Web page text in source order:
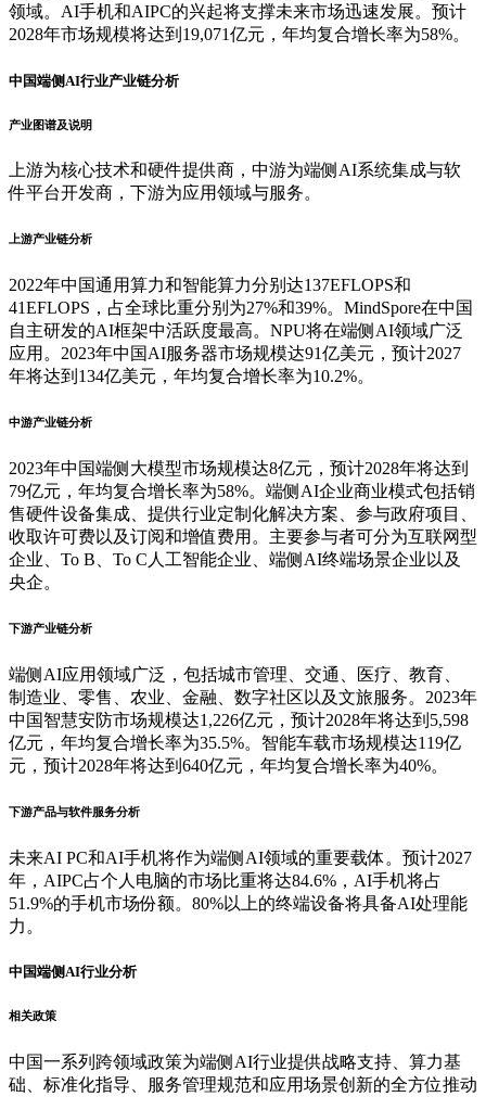
领域。AI手机和AIPC的兴起将支撑未来市场迅速发展。预计
2028年市场规模将达到19,071亿元，年均复合增长率为58%。
中国端侧AI行业产业链分析
产业图谱及说明
上游为核心技术和硬件提供商，中游为端侧AI系统集成与软
件平台开发商，下游为应用领域与服务。
上游产业链分析
2022年中国通用算力和智能算力分别达137EFLOPS和
41EFLOPS，占全球比重分别为27%和39%。MindSpore在中国
自主研发的AI框架中活跃度最高。NPU将在端侧AI领域广泛
应用。2023年中国AI服务器市场规模达91亿美元，预计2027
年将达到134亿美元，年均复合增长率为10.2%。
中游产业链分析
2023年中国端侧大模型市场规模达8亿元，预计2028年将达到
79亿元，年均复合增长率为58%。端侧AI企业商业模式包括销
售硬件设备集成、提供行业定制化解决方案、参与政府项目、
收取许可费以及订阅和增值费用。主要参与者可分为互联网型
企业、To B、To C人工智能企业、端侧AI终端场景企业以及
央企。
下游产业链分析
端侧AI应用领域广泛，包括城市管理、交通、医疗、教育、
制造业、零售、农业、金融、数字社区以及文旅服务。2023年
中国智慧安防市场规模达1,226亿元，预计2028年将达到5,598
亿元，年均复合增长率为35.5%。智能车载市场规模达119亿
元，预计2028年将达到640亿元，年均复合增长率为40%。
下游产品与软件服务分析
未来AI PC和AI手机将作为端侧AI领域的重要载体。预计2027
年，AIPC占个人电脑的市场比重将达84.6%，AI手机将占
51.9%的手机市场份额。80%以上的终端设备将具备AI处理能
力。
中国端侧AI行业分析
相关政策
中国一系列跨领域政策为端侧AI行业提供战略支持、算力基
础、标准化指导、服务管理规范和应用场景创新的全方位推动